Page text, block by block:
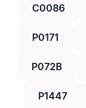
C0086
P0171
P072B
P1447